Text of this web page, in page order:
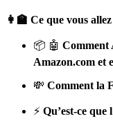
👩‍🏫 Ce que vous
📦 🤖 Comment
Amazon.com et
💸 Comment la
⚡️ Qu’est-ce que